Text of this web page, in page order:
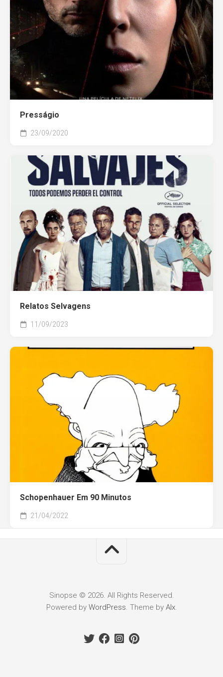
Presságio
23/09/2020
Relatos Selvagens
11/09/2023
Schopenhauer Em 90 Minutos
21/04/2022
Sinopse © 2026. All Rights Reserved.
Powered by WordPress. Theme by Alx.